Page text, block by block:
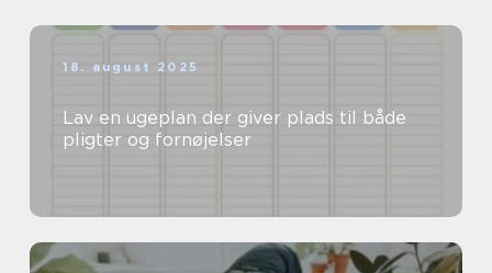
18. august 2025
Lav en ugeplan der giver plads til både
pligter og fornøjelser